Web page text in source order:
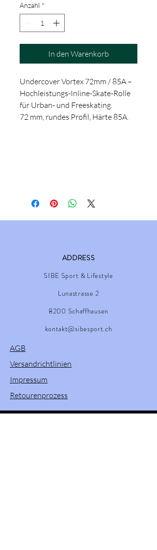
Anzahl *
In den Warenkorb
Undercover Vortex 72mm / 85A –
Hochleistungs-Inline-Skate-Rolle
für Urban- und Freeskating.
72 mm, rundes Profil, Härte 85A.
ADDRESS
SIBE Sport & Lifestyle
Lunastrasse 2
8200 Schaffhausen
kontakt@sibesport.ch
AGB
Versandrichtlinien
Impressum
Retourenprozess